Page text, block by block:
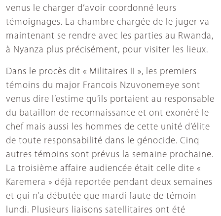
venus le charger d’avoir coordonné leurs
témoignages. La chambre chargée de le juger va
maintenant se rendre avec les parties au Rwanda,
à Nyanza plus précisément, pour visiter les lieux.
Dans le procès dit « Militaires II », les premiers
témoins du major Francois Nzuvonemeye sont
venus dire l’estime qu’ils portaient au responsable
du bataillon de reconnaissance et ont exonéré le
chef mais aussi les hommes de cette unité d’élite
de toute responsabilité dans le génocide. Cinq
autres témoins sont prévus la semaine prochaine.
La troisième affaire audiencée était celle dite «
Karemera » déjà reportée pendant deux semaines
et qui n’a débutée que mardi faute de témoin
lundi. Plusieurs liaisons satellitaires ont été